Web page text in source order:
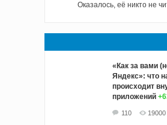
Оказалось, её никто не
«Как за вами
Яндекс»: что
происходит
приложений
110 19000